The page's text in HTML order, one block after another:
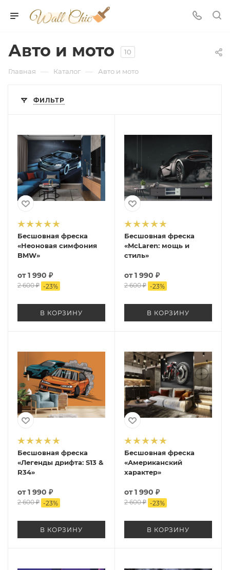
Авто и мото 10
Главная — Каталог — Авто и мото
ФИЛЬТР
Бесшовная фреска
«Неоновая симфония
BMW»
от1 990 ₽
2 600 ₽ -23%
В КОРЗИНУ
Бесшовная фреска
«McLaren: мощь и
стиль»
от1 990 ₽
2 600 ₽ -23%
В КОРЗИНУ
Бесшовная фреска
«Легенды дрифта: S13 &
R34»
от1 990 ₽
2 600 ₽ -23%
В КОРЗИНУ
Бесшовная фреска
«Американский
характер»
от1 990 ₽
2 600 ₽ -23%
В КОРЗИНУ